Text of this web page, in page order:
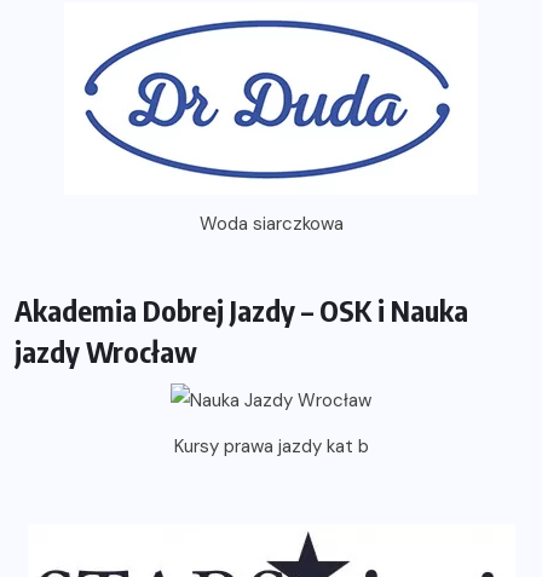
Woda siarczkowa
Akademia Dobrej Jazdy – OSK i Nauka
jazdy Wrocław
Kursy prawa jazdy kat b